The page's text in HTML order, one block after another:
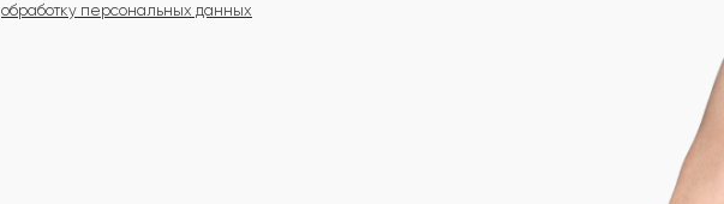
обработку персональных данных